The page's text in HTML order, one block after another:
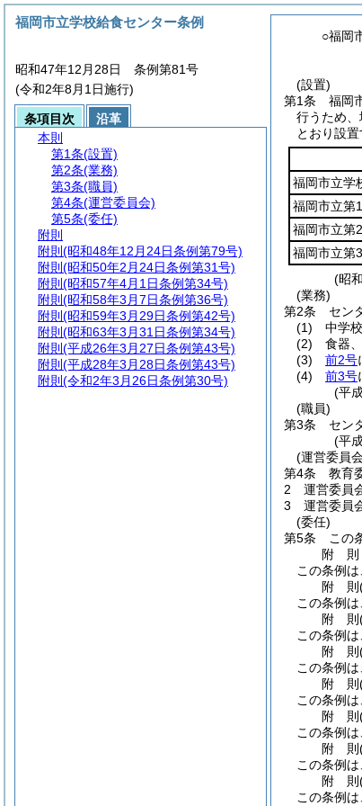
○福岡
(設置)
第1条
福岡
行うため
とおり設置
福岡市立学
福岡市立第
福岡市立第
福岡市立第
(昭
(業務)
第2条
セン
(1)
中学
(2)
食器
(3)
前2号
(4)
前3号
(平
(職員)
第3条
セン
(平
(運営委員
第4条
教育
2
運営委員
3
運営委員
(委任)
第5条
この
附 則
この条例
附 則
この条例は
附 則
この条例
附 則
この条例
附 則
この条例
附 則
この条例は
附 則
この条例は
附 則
この条例
福岡市立学校給食センター条例
昭和47年12月28日 条例第81号
(令和2年8月1日施行)
条項目次
沿革
本則
第1条(設置)
第2条(業務)
第3条(職員)
第4条(運営委員会)
第5条(委任)
附則
附則 (昭和48年12月24日条例第79号)
附則 (昭和50年2月24日条例第31号)
附則 (昭和57年4月1日条例第34号)
附則 (昭和58年3月7日条例第36号)
附則 (昭和59年3月29日条例第42号)
附則 (昭和63年3月31日条例第34号)
附則 (平成26年3月27日条例第43号)
附則 (平成28年3月28日条例第43号)
附則 (令和2年3月26日条例第30号)